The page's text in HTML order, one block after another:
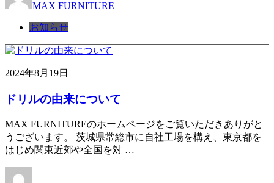
MAX FURNITURE
お知らせ
2024年8月19日
ドリルの由来について
MAX FURNITUREのホームページをご覧いただきありがと
うございます。 茨城県常総市に自社工場を構え、東京都を
はじめ関東近郊や全国を対 …